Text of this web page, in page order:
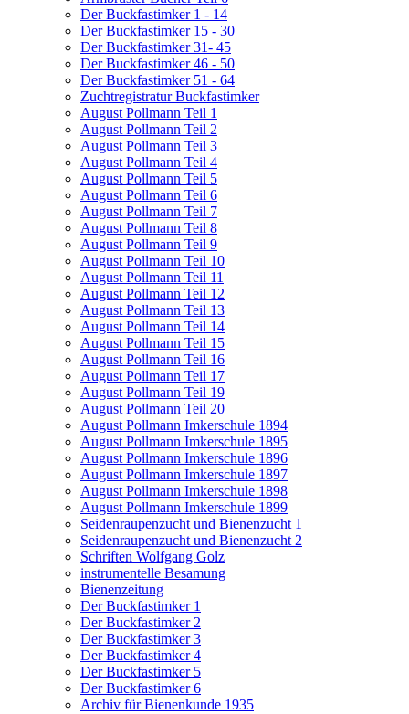
Der Buckfastimker 1 - 14
Der Buckfastimker 15 - 30
Der Buckfastimker 31- 45
Der Buckfastimker 46 - 50
Der Buckfastimker 51 - 64
Zuchtregistratur Buckfastimker
August Pollmann Teil 1
August Pollmann Teil 2
August Pollmann Teil 3
August Pollmann Teil 4
August Pollmann Teil 5
August Pollmann Teil 6
August Pollmann Teil 7
August Pollmann Teil 8
August Pollmann Teil 9
August Pollmann Teil 10
August Pollmann Teil 11
August Pollmann Teil 12
August Pollmann Teil 13
August Pollmann Teil 14
August Pollmann Teil 15
August Pollmann Teil 16
August Pollmann Teil 17
August Pollmann Teil 19
August Pollmann Teil 20
August Pollmann Imkerschule 1894
August Pollmann Imkerschule 1895
August Pollmann Imkerschule 1896
August Pollmann Imkerschule 1897
August Pollmann Imkerschule 1898
August Pollmann Imkerschule 1899
Seidenraupenzucht und Bienenzucht 1
Seidenraupenzucht und Bienenzucht 2
Schriften Wolfgang Golz
instrumentelle Besamung
Bienenzeitung
Der Buckfastimker 1
Der Buckfastimker 2
Der Buckfastimker 3
Der Buckfastimker 4
Der Buckfastimker 5
Der Buckfastimker 6
Archiv für Bienenkunde 1935